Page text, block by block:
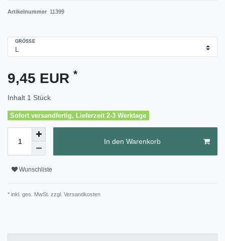
Artikelnummer 11399
GRÖSSE
9,45 EUR *
Inhalt 1 Stück
Sofort versandfertig, Lieferzeit 2-3 Werktage
In den Warenkorb
Wunschliste
* inkl. ges. MwSt. zzgl. Versandkosten